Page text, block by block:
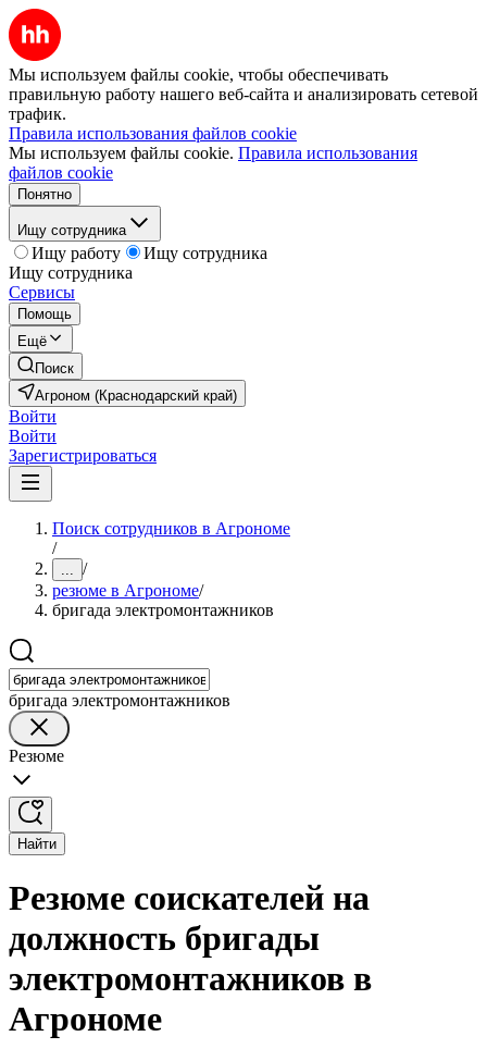
Мы используем файлы cookie, чтобы обеспечивать
правильную работу нашего веб-сайта и анализировать сетевой
трафик.
Правила использования файлов cookie
Мы используем файлы cookie. Правила использования
файлов cookie
Понятно
Ищу сотрудника
Ищу работу
Ищу сотрудника
Ищу сотрудника
Сервисы
Помощь
Ещё
Поиск
Агроном (Краснодарский край)
Войти
Войти
Зарегистрироваться
Поиск сотрудников в Агрономе
/
... /
резюме в Агрономе/
бригада электромонтажников
бригада электромонтажников
Резюме
Найти
Резюме соискателей на
должность бригады
электромонтажников в
Агрономе